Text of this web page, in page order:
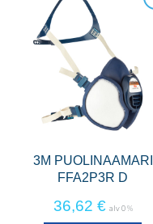
3M PUOLINAAMARI
FFA2P3R D
36,62 € alv 0 %